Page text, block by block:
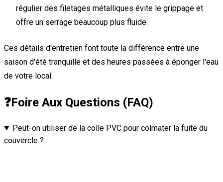
régulier des filetages métalliques évite le grippage et
offre un serrage beaucoup plus fluide.
Ces détails d'entretien font toute la différence entre une
saison d'été tranquille et des heures passées à éponger l'eau
de votre local.
❓Foire Aux Questions (FAQ)
Peut-on utiliser de la colle PVC pour colmater la fuite du
couvercle ?